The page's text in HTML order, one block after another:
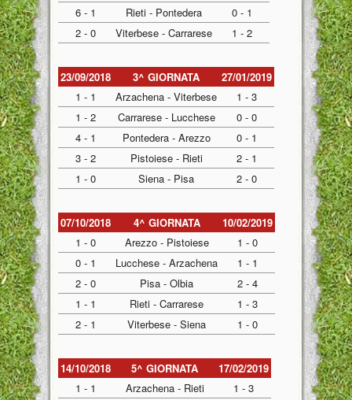
6 - 1
Rieti - Pontedera
0 - 1
2 - 0
Viterbese - Carrarese 1 - 2
23/09/2018 3^ GIORNATA
27/01/2019
1 - 1
Arzachena - Viterbese
1 - 3
1 - 2
Carrarese - Lucchese
0 - 0
4 - 1
Pontedera - Arezzo
0 - 1
3 - 2
Pistoiese - Rieti
2 - 1
1 - 0
Siena - Pisa 2 - 0
07/10/2018 4^ GIORNATA
10/02/2019
1 - 0
Arezzo - Pistoiese
1 - 0
0 - 1
Lucchese - Arzachena
1 - 1
2 - 0
Pisa - Olbia
2 - 4
1 - 1
Rieti - Carrarese
1 - 3
2 - 1
Viterbese - Siena 1 - 0
14/10/2018 5^ GIORNATA
17/02/2019
1 - 1
Arzachena - Rieti
1 - 3